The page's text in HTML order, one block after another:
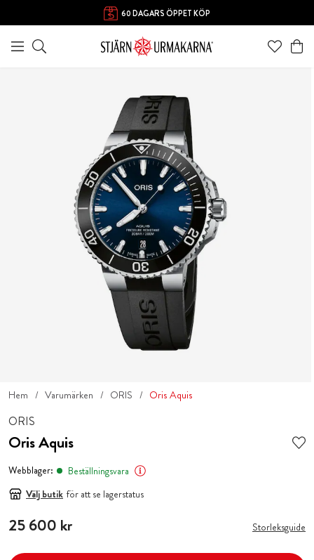
60 DAGARS ÖPPET KÖP
Hem Varumärken ORIS Oris Aquis
ORIS
Oris Aquis
Webblager:
Beställningsvara
Välj butik för att se lagerstatus
Pris :25 600 kr
25 600 kr Storleksguide